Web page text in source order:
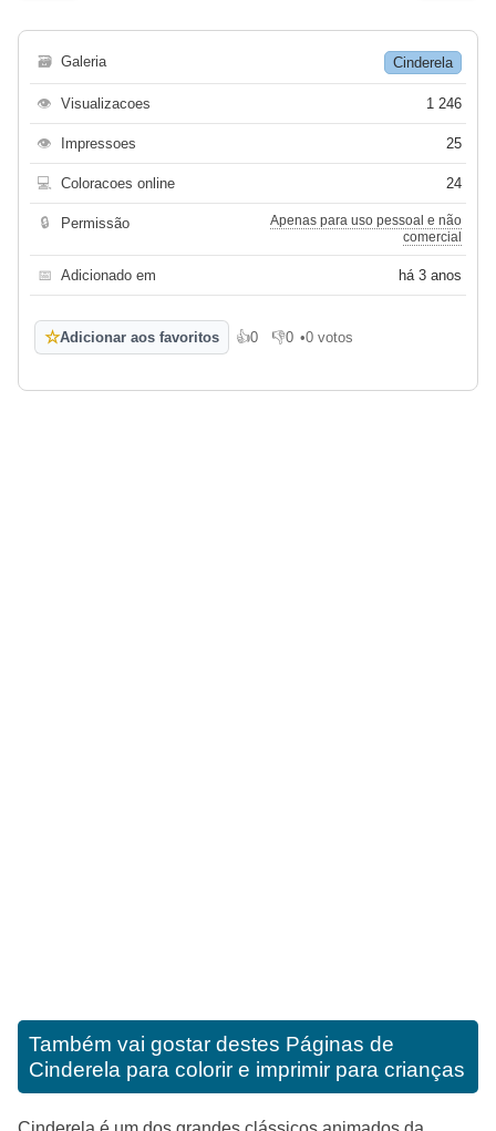
🗃 Galeria Cinderela
👁 Visualizacoes 1 246
👁 Impressoes 25
💻 Coloracoes online 24
🔒 Permissão
Apenas para uso pessoal e não
comercial
📅 Adicionado em há 3 anos
☆Adicionar aos favoritos 👍0
Gosto 👎0
Não gosto
•0 votos
Também vai gostar destes Páginas de
Cinderela para colorir e imprimir para crianças